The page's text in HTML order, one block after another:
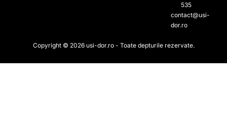
535​
contact@usi-
dor.ro
Copyright © 2026 usi-dor.ro - Toate depturile rezervate.